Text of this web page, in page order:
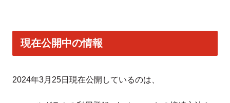
現在公開中の情報
2024年3月25日現在公開しているのは、